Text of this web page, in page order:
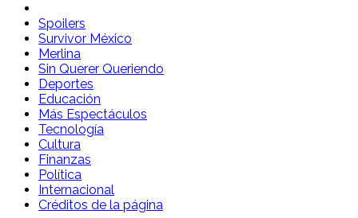
Spoilers Desde la Cuna
Sitio con información sobre series, película, reality shows y
telenovelas
Spoilers
Survivor México
Merlina
Sin Querer Queriendo
Deportes
Educación
Más Espectáculos
Tecnología
Cultura
Finanzas
Política
Internacional
Créditos de la página